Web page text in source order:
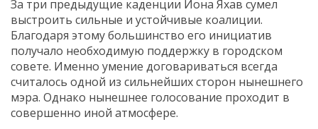
За три предыдущие каденции Йона Яхав сумел
выстроить сильные и устойчивые коалиции.
Благодаря этому большинство его инициатив
получало необходимую поддержку в городском
совете. Именно умение договариваться всегда
считалось одной из сильнейших сторон нынешнего
мэра. Однако нынешнее голосование проходит в
совершенно иной атмосфере.